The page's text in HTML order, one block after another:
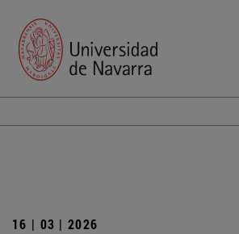
16 | 03 | 2026